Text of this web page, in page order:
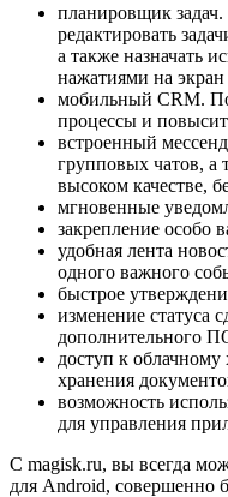
планировщик задач.
редактировать
а также назначать
нажатиями на
мобильный CRM.
процессы и
встроенный
групповых чатов, а
высоком качестве,
мгновенные
закрепление особо
удобная лента
одного важного
быстрое
изменение статуса
дополнительного
доступ к
хранения
возможность
для управления
С magisk.ru, вы всегда
для Android, совершенно